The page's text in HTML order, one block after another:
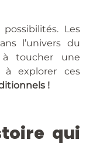
Les
l’univers du
à toucher une
à explorer ces
!
qui